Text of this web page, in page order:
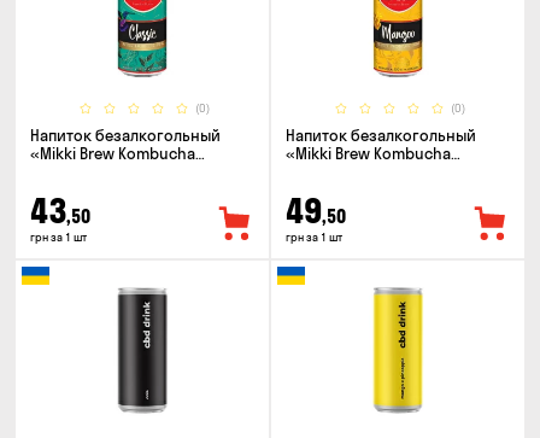
(0)
Напиток безалкогольный
«Mikki Brew Kombucha
43,50
грн за 1 шт
(0)
Напиток безалкогольный
«Mikki Brew Kombucha
49,50
грн за 1 шт